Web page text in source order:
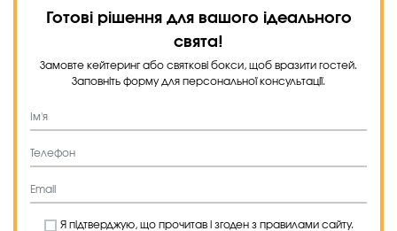
Готові рішення для вашого ідеального
свята!
Замовте кейтеринг або святкові бокси, щоб вразити гостей.
Заповніть форму для персональної консультації.
Я підтверджую, що прочитав і згоден з правилами сайту.